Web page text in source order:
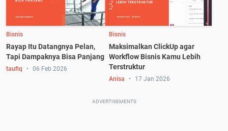
Bisnis
Rayap Itu Datangnya Pelan,
Tapi Dampaknya Bisa Panjang
taufiq 06 Feb 2026
Bisnis
Maksimalkan ClickUp agar
Workflow Bisnis Kamu Lebih
Terstruktur
Anisa 17 Jan 2026
ADVERTISEMENTS